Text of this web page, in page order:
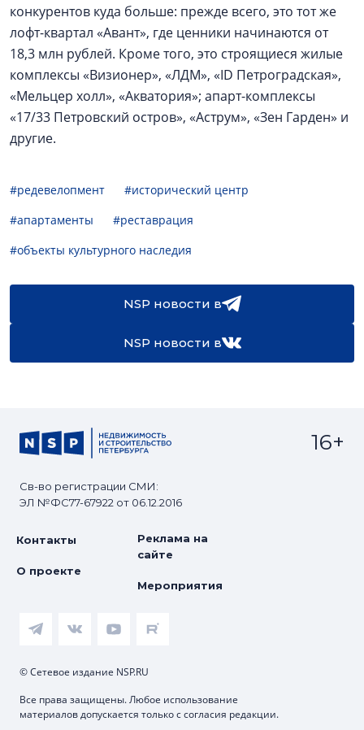
конкурентов куда больше: прежде всего, это тот же
лофт-квартал «Авант», где ценники начинаются от
18,3 млн рублей. Кроме того, это строящиеся жилые
комплексы «Визионер», «ЛДМ», «ID Петроградская»,
«Мельцер холл», «Акватория»; апарт-комплексы
«17/33 Петровский остров», «Аструм», «Зен Гарден» и
другие.
#редевелопмент
#исторический центр
#апартаменты
#реставрация
#объекты культурного наследия
NSP новости в
NSP новости в
Св-во регистрации СМИ:
ЭЛ №ФС77-67922 от 06.12.2016
16+
Контакты
О проекте
Реклама на
сайте
Мероприятия
© Сетевое издание NSP.RU
Все права защищены. Любое использование
материалов допускается только с согласия редакции.